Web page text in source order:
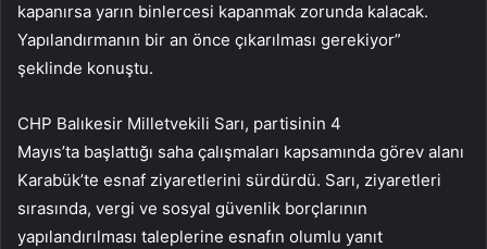
kapanırsa yarın binlercesi kapanmak zorunda kalacak.
Yapılandırmanın bir an önce çıkarılması gerekiyor”
şeklinde konuştu.
CHP Balıkesir Milletvekili Sarı, partisinin 4
Mayıs’ta başlattığı saha çalışmaları kapsamında görev alanı
Karabük’te esnaf ziyaretlerini sürdürdü. Sarı, ziyaretleri
sırasında, vergi ve sosyal güvenlik borçlarının
yapılandırılması taleplerine esnafın olumlu yanıt